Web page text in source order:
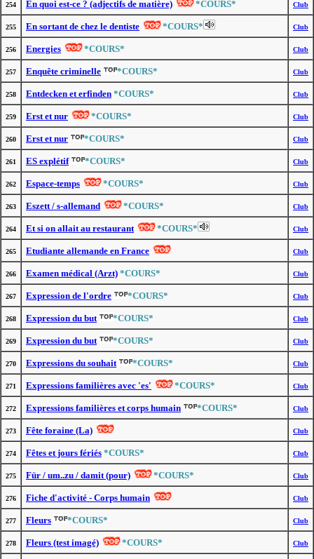
254 En quoi est-ce ? (adjectifs de matière) *COURS* Club
255 En sortant de chez le dentiste *COURS* Club
256 Energies *COURS* Club
257 Enquête criminelle *COURS* Club
258 Entdecken et erfinden *COURS* Club
259 Erst et nur *COURS* Club
260 Erst et nur *COURS* Club
261 ES explétif *COURS* Club
262 Espace-temps *COURS* Club
263 Eszett / s-allemand *COURS* Club
264 Et si on allait au restaurant *COURS* Club
265 Etudiante allemande en France Club
266 Examen médical (Arzt) *COURS* Club
267 Expression de l'ordre *COURS* Club
268 Expression du but *COURS* Club
269 Expression du but *COURS* Club
270 Expressions du souhait *COURS* Club
271 Expressions familières avec 'es' *COURS* Club
272 Expressions familières et corps humain *COURS* Club
273 Fête foraine (La) Club
274 Fêtes et jours fériés *COURS* Club
275 Für / um..zu / damit (pour) *COURS* Club
276 Fiche d'activité - Corps humain Club
277 Fleurs *COURS* Club
278 Fleurs (test imagé) *COURS* Club